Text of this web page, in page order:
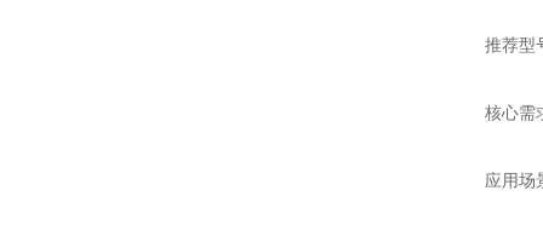
推荐型号
核心需求
应用场景